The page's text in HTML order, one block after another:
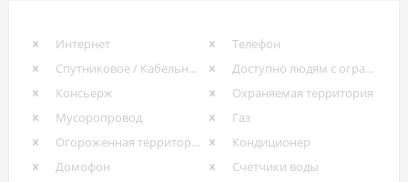
Интернет
Телефон
Спутниковое / Кабельное ТВ
Доступно людям с ограниченными возможностями
Консьерж
Охраняемая территория
Мусоропровод
Газ
Огороженная территория
Кондиционер
Домофон
Счетчики воды